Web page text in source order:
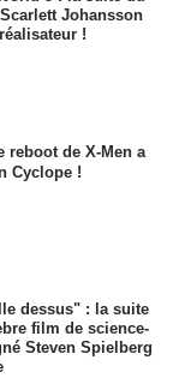
Johansson
!
reboot de X-Men a
Cyclope !
dessus" : la suite
film de science-
Steven Spielberg